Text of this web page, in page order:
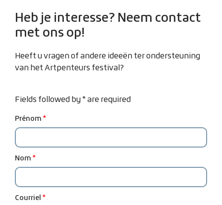
Heb je interesse? Neem contact
met ons op!
Heeft u vragen of andere ideeën ter ondersteuning
van het Artpenteurs festival?
Fields followed by * are required
Prénom
Nom
Courriel